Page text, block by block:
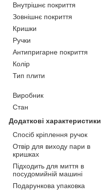
Внутрішнє покриття
Зовнішнє покриття
Кришки
Ручки
Антипригарне покриття
Колір
Тип плити
Виробник
Стан
Додаткові характеристики
Спосіб кріплення ручок
Отвір для виходу пари в
кришках
Підходить для миття в
посудомийній машині
Подарункова упаковка